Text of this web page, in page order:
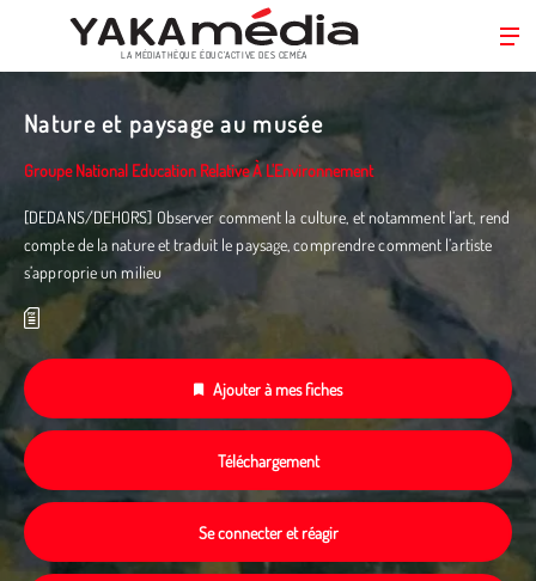
principal
LA MÉDIATHÈQUE ÉDUC’ACTIVE DES CEMÉA
Nature et paysage au musée
Groupe National Education Relative À L'Environnement
[DEDANS/DEHORS] Observer comment la culture, et notamment l’art, rend
compte de la nature et traduit le paysage, comprendre comment l’artiste
s’approprie un milieu
Ajouter à mes fiches
Téléchargement
Se connecter et réagir